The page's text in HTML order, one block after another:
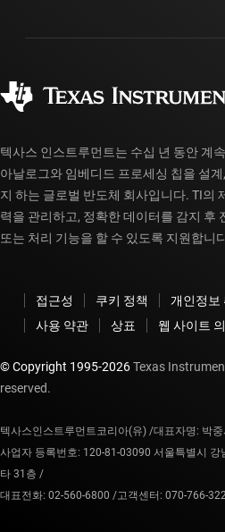
myTI 계정 FAQ
주문 FAQ
텍사스 인스트루먼트는 수십 년 동안 계
아날로그와 임베디드 프로세싱 칩을 설
지 하는 글로벌 반도체 회사입니다. TI의
력을 관리하고, 정확한 데이터를 감지 후
또는 처리 기능을 할 수 있도록 지원합니
접근성 쿠키 정책 개인정보
사용 약관
상표 웹 사이트
© Copyright 1995-2026Texas
reserved.
텍사스인스트루먼트코리아(유) /대표자명: 박
사업자 등록번호: 120-81-03090 서울특별시
타 31층 /
대표전화: 02-560-6800 /고객센터: 070-766-